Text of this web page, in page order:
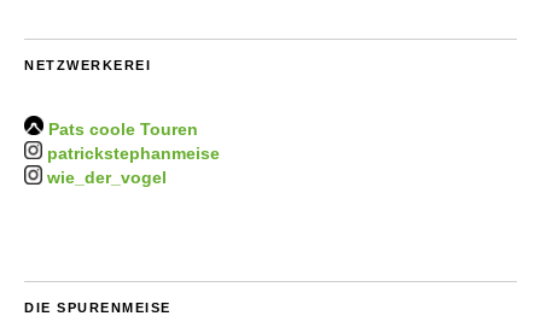
NETZWERKEREI
Pats coole Touren
patrickstephanmeise
wie_der_vogel
DIE SPURENMEISE